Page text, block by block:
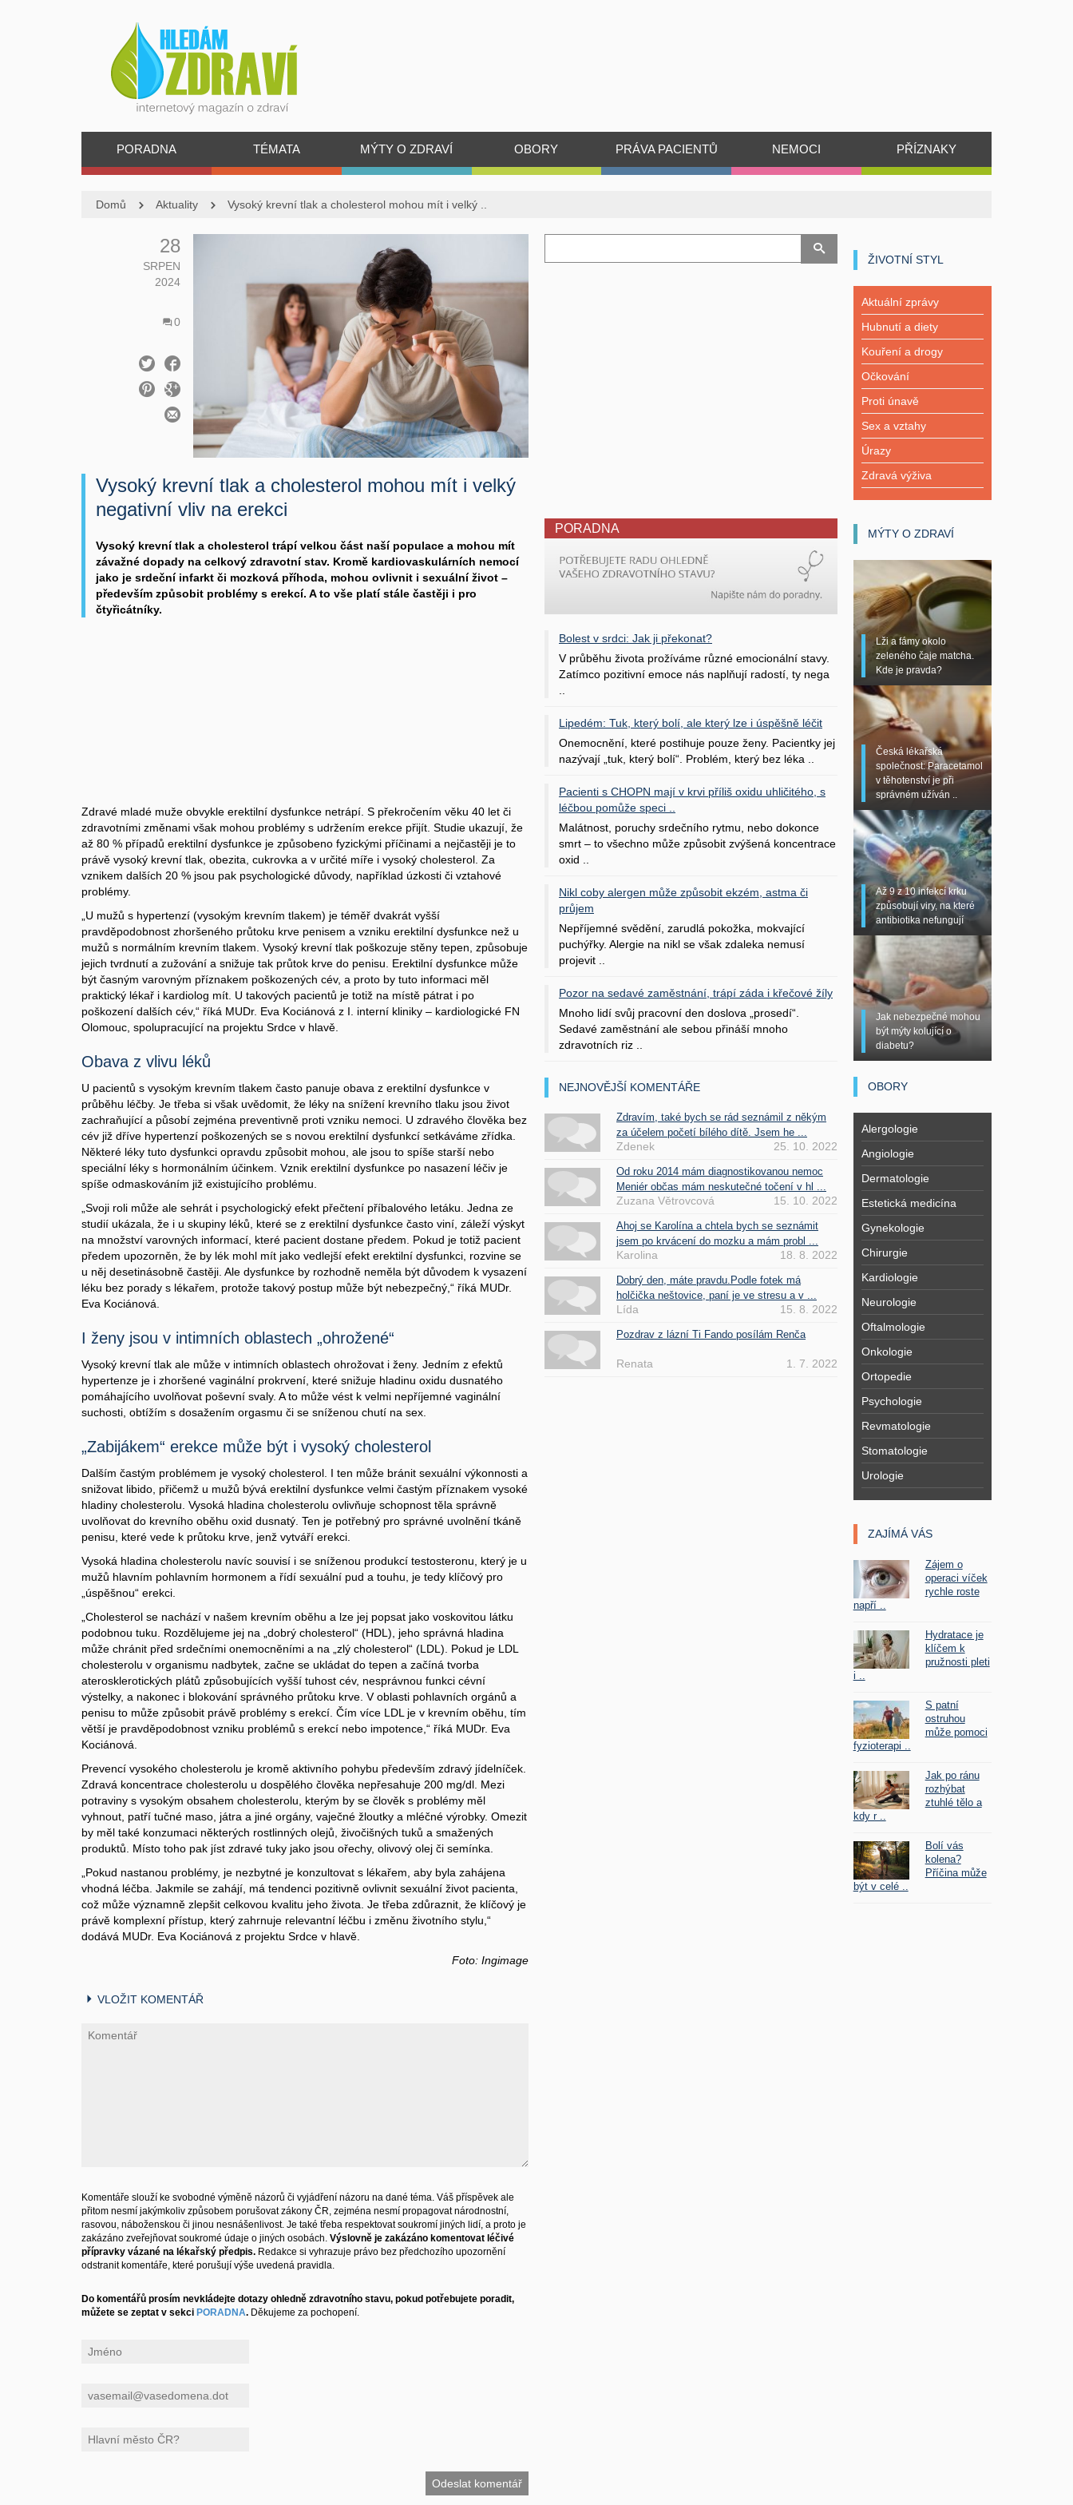
PORADNA TÉMATA MÝTY O ZDRAVÍ OBORY PRÁVA PACIENTŮ NEMOCI PŘÍZNAKY
Domů Aktuality Vysoký krevní tlak a cholesterol mohou mít i velký ..
28
SRPEN
2024
0
Vysoký krevní tlak a cholesterol mohou mít i velký
negativní vliv na erekci
Vysoký krevní tlak a cholesterol trápí velkou část naší populace a mohou mít
závažné dopady na celkový zdravotní stav. Kromě kardiovaskulárních nemocí
jako je srdeční infarkt či mozková příhoda, mohou ovlivnit i sexuální život –
především způsobit problémy s erekcí. A to vše platí stále častěji i pro
čtyřicátníky.
Zdravé mladé muže obvykle erektilní dysfunkce netrápí. S překročením věku 40 let či
zdravotními změnami však mohou problémy s udržením erekce přijít. Studie ukazují, že
až 80 % případů erektilní dysfunkce je způsobeno fyzickými příčinami a nejčastěji je to
právě vysoký krevní tlak, obezita, cukrovka a v určité míře i vysoký cholesterol. Za
vznikem dalších 20 % jsou pak psychologické důvody, například úzkosti či vztahové
problémy.
„U mužů s hypertenzí (vysokým krevním tlakem) je téměř dvakrát vyšší
pravděpodobnost zhoršeného průtoku krve penisem a vzniku erektilní dysfunkce než u
mužů s normálním krevním tlakem. Vysoký krevní tlak poškozuje stěny tepen, způsobuje
jejich tvrdnutí a zužování a snižuje tak průtok krve do penisu. Erektilní dysfunkce může
být časným varovným příznakem poškozených cév, a proto by tuto informaci měl
praktický lékař i kardiolog mít. U takových pacientů je totiž na místě pátrat i po
poškození dalších cév,“ říká MUDr. Eva Kociánová z I. interní kliniky – kardiologické FN
Olomouc, spolupracující na projektu Srdce v hlavě.
Obava z vlivu léků
U pacientů s vysokým krevním tlakem často panuje obava z erektilní dysfunkce v
průběhu léčby. Je třeba si však uvědomit, že léky na snížení krevního tlaku jsou život
zachraňující a působí zejména preventivně proti vzniku nemoci. U zdravého člověka bez
cév již dříve hypertenzí poškozených se s novou erektilní dysfunkcí setkáváme zřídka.
Některé léky tuto dysfunkci opravdu způsobit mohou, ale jsou to spíše starší nebo
speciální léky s hormonálním účinkem. Vznik erektilní dysfunkce po nasazení léčiv je
spíše odmaskováním již existujícího problému.
„Svoji roli může ale sehrát i psychologický efekt přečtení příbalového letáku. Jedna ze
studií ukázala, že i u skupiny léků, které se z erektilní dysfunkce často viní, záleží výskyt
na množství varovných informací, které pacient dostane předem. Pokud je totiž pacient
předem upozorněn, že by lék mohl mít jako vedlejší efekt erektilní dysfunkci, rozvine se
u něj desetinásobně častěji. Ale dysfunkce by rozhodně neměla být důvodem k vysazení
léku bez porady s lékařem, protože takový postup může být nebezpečný,“ říká MUDr.
Eva Kociánová.
I ženy jsou v intimních oblastech „ohrožené“
Vysoký krevní tlak ale může v intimních oblastech ohrožovat i ženy. Jedním z efektů
hypertenze je i zhoršené vaginální prokrvení, které snižuje hladinu oxidu dusnatého
pomáhajícího uvolňovat poševní svaly. A to může vést k velmi nepříjemné vaginální
suchosti, obtížím s dosažením orgasmu či se sníženou chutí na sex.
„Zabijákem“ erekce může být i vysoký cholesterol
Dalším častým problémem je vysoký cholesterol. I ten může bránit sexuální výkonnosti a
snižovat libido, přičemž u mužů bývá erektilní dysfunkce velmi častým příznakem vysoké
hladiny cholesterolu. Vysoká hladina cholesterolu ovlivňuje schopnost těla správně
uvolňovat do krevního oběhu oxid dusnatý. Ten je potřebný pro správné uvolnění tkáně
penisu, které vede k průtoku krve, jenž vytváří erekci.
Vysoká hladina cholesterolu navíc souvisí i se sníženou produkcí testosteronu, který je u
mužů hlavním pohlavním hormonem a řídí sexuální pud a touhu, je tedy klíčový pro
„úspěšnou“ erekci.
„Cholesterol se nachází v našem krevním oběhu a lze jej popsat jako voskovitou látku
podobnou tuku. Rozdělujeme jej na „dobrý cholesterol“ (HDL), jeho správná hladina
může chránit před srdečními onemocněními a na „zlý cholesterol“ (LDL). Pokud je LDL
cholesterolu v organismu nadbytek, začne se ukládat do tepen a začíná tvorba
aterosklerotických plátů způsobujících vyšší tuhost cév, nesprávnou funkci cévní
výstelky, a nakonec i blokování správného průtoku krve. V oblasti pohlavních orgánů a
penisu to může způsobit právě problémy s erekcí. Čím více LDL je v krevním oběhu, tím
větší je pravděpodobnost vzniku problémů s erekcí nebo impotence,“ říká MUDr. Eva
Kociánová.
Prevencí vysokého cholesterolu je kromě aktivního pohybu především zdravý jídelníček.
Zdravá koncentrace cholesterolu u dospělého člověka nepřesahuje 200 mg/dl. Mezi
potraviny s vysokým obsahem cholesterolu, kterým by se člověk s problémy měl
vyhnout, patří tučné maso, játra a jiné orgány, vaječné žloutky a mléčné výrobky. Omezit
by měl také konzumaci některých rostlinných olejů, živočišných tuků a smažených
produktů. Místo toho pak jíst zdravé tuky jako jsou ořechy, olivový olej či semínka.
„Pokud nastanou problémy, je nezbytné je konzultovat s lékařem, aby byla zahájena
vhodná léčba. Jakmile se zahájí, má tendenci pozitivně ovlivnit sexuální život pacienta,
což může významně zlepšit celkovou kvalitu jeho života. Je třeba zdůraznit, že klíčový je
právě komplexní přístup, který zahrnuje relevantní léčbu i změnu životního stylu,“
dodává MUDr. Eva Kociánová z projektu Srdce v hlavě.
Foto: Ingimage
VLOŽIT KOMENTÁŘ
Komentáře slouží ke svobodné výměně názorů či vyjádření názoru na dané téma. Váš příspěvek ale
přitom nesmí jakýmkoliv způsobem porušovat zákony ČR, zejména nesmí propagovat národnostní,
rasovou, náboženskou či jinou nesnášenlivost. Je také třeba respektovat soukromí jiných lidí, a proto je
zakázáno zveřejňovat soukromé údaje o jiných osobách. Výslovně je zakázáno komentovat léčivé
přípravky vázané na lékařský předpis. Redakce si vyhrazuje právo bez předchozího upozornění
odstranit komentáře, které porušují výše uvedená pravidla.
Do komentářů prosím nevkládejte dotazy ohledně zdravotního stavu, pokud potřebujete poradit,
můžete se zeptat v sekci PORADNA. Děkujeme za pochopení.
PORADNA
Bolest v srdci: Jak ji překonat?
V průběhu života prožíváme různé emocionální stavy.
Zatímco pozitivní emoce nás naplňují radostí, ty nega
Lipedém: Tuk, který bolí, ale který lze i úspěšně léčit
Onemocnění, které postihuje pouze ženy. Pacientky jej
nazývají „tuk, který bolí“. Problém, který bez léka ..
Pacienti s CHOPN mají v krvi příliš oxidu uhličitého, s
léčbou pomůže speci ..
Malátnost, poruchy srdečního rytmu, nebo dokonce
smrt – to všechno může způsobit zvýšená koncentrace
oxid ..
Nikl coby alergen může způsobit ekzém, astma či
průjem
Nepříjemné svědění, zarudlá pokožka, mokvající
puchýřky. Alergie na nikl se však zdaleka nemusí
projevit ..
Pozor na sedavé zaměstnání, trápí záda i křečové žíly
Mnoho lidí svůj pracovní den doslova „prosedí“.
Sedavé zaměstnání ale sebou přináší mnoho
zdravotních riz ..
NEJNOVĚJŠÍ KOMENTÁŘE
Zdravím, také bych se rád seznámil z někým
za účelem početí bílého dítě. Jsem he ...
Zdenek 25. 10. 2022
Od roku 2014 mám diagnostikovanou nemoc
Meniér občas mám neskutečné točení v hl ...
Zuzana Větrovcová 15. 10. 2022
Ahoj se Karolína a chtela bych se seznámit
jsem po krvácení do mozku a mám probl ...
Karolina 18. 8. 2022
Dobrý den, máte pravdu.Podle fotek má
holčička neštovice, paní je ve stresu a v ...
Lída 15. 8. 2022
Pozdrav z lázní Ti Fando posílám Renča
Renata 1. 7. 2022
ŽIVOTNÍ STYL
Aktuální zprávy
Hubnutí a diety
Kouření a drogy
Očkování
Proti únavě
Sex a vztahy
Úrazy
Zdravá výživa
MÝTY O ZDRAVÍ
Lži a fámy okolo
zeleného čaje matcha.
Kde je pravda?
Česká lékařská
společnost: Paracetamol
v těhotenství je při
správném užíván ..
Až 9 z 10 infekcí krku
způsobují viry, na které
antibiotika nefungují
Jak nebezpečné mohou
být mýty kolující o
diabetu?
OBORY
Alergologie
Angiologie
Dermatologie
Estetická medicína
Gynekologie
Chirurgie
Kardiologie
Neurologie
Oftalmologie
Onkologie
Ortopedie
Psychologie
Revmatologie
Stomatologie
Urologie
ZAJÍMÁ VÁS
Zájem o
operaci víček
rychle roste
napří ..
Hydratace je
klíčem k
pružnosti pleti
i ..
S patní
ostruhou
může pomoci
fyzioterapi ..
Jak po ránu
rozhýbat
ztuhlé tělo a
kdy r ..
Bolí vás
kolena?
Příčina může
být v celé ..